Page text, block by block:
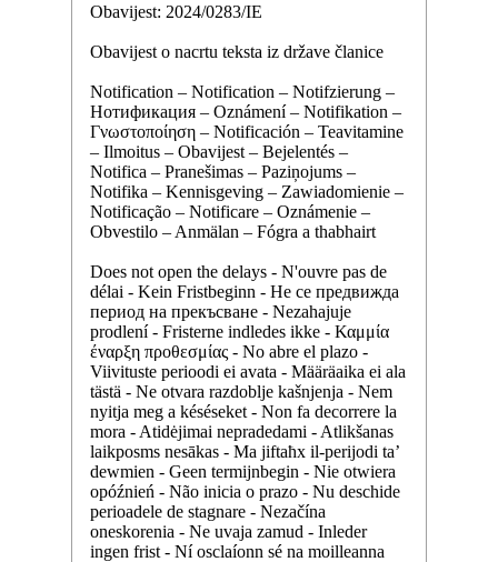
Obavijest: 2024/0283/IE
Obavijest o nacrtu teksta iz države članice
Notification – Notification – Notifzierung –
Нотификация – Oznámení – Notifikation –
Γνωστοποίηση – Notificación – Teavitamine
– Ilmoitus – Obavijest – Bejelentés –
Notifica – Pranešimas – Paziņojums –
Notifika – Kennisgeving – Zawiadomienie –
Notificação – Notificare – Oznámenie –
Obvestilo – Anmälan – Fógra a thabhairt
Does not open the delays - N'ouvre pas de
délai - Kein Fristbeginn - Не се предвижда
период на прекъсване - Nezahajuje
prodlení - Fristerne indledes ikke - Καμμία
έναρξη προθεσμίας - No abre el plazo -
Viivituste perioodi ei avata - Määräaika ei ala
tästä - Ne otvara razdoblje kašnjenja - Nem
nyitja meg a késéseket - Non fa decorrere la
mora - Atidėjimai nepradedami - Atlikšanas
laikposms nesākas - Ma jiftaħx il-perijodi ta’
dewmien - Geen termijnbegin - Nie otwiera
opóźnień - Não inicia o prazo - Nu deschide
perioadele de stagnare - Nezačína
oneskorenia - Ne uvaja zamud - Inleder
ingen frist - Ní osclaíonn sé na moilleanna